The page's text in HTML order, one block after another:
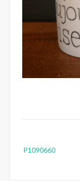
navigation
P1090660